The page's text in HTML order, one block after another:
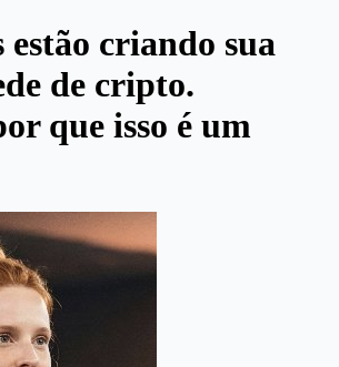
estão criando sua
de cripto.
que isso é um